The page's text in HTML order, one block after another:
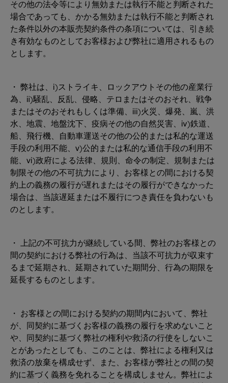
その他の法令等により無効または執行不能と判断された
場合であっても、かかる無効または執行不能と判断され
た条件以外の本販売契約条件の条項については、引き続
き有効なものとしてお客様および弊社に適用されるもの
とします。
・ 弊社は、ⅰ)ストライキ、ロックアウトその他の産業行
為、ⅱ)騒乱、反乱、侵略、テロまたはそのおそれ、戦争
またはそのおそれもしくは準備、ⅲ)火災、爆発、嵐、洪
水、地震、地盤沈下、疫病その他の自然災害、ⅳ)鉄道、
船、飛行機、自動車運送その他の公的または私的な運送
手段の利用不能、ⅴ)公的または私的な通信手段の利用不
能、ⅵ)政府による法律、規則、命令の制定、規制または
制限その他の不可抗力により、お客様との間における契
約上の義務の履行が遅れまたはその履行ができなかった
場合は、当該遅延または不履行につき責任を負わないも
のとします。
・ 上記の不可抗力が継続している間、弊社のお客様との
間の契約における弊社の行為は、当該不可抗力が収束す
るまで延期され、延期されていた期間分、行為の期限を
延長するものとします。
・ お客様との間における契約の期間内において、弊社
が、同契約に基づくお客様の義務の履行を求めないこと
や、同契約に基づく弊社の権利や救済の行使をしないこ
とがあったとしても、このことは、弊社による権利又は
救済の放棄を構成せず、また、お客様が弊社との間の契
約に基づく義務を免れることを構成しません。弊社によ